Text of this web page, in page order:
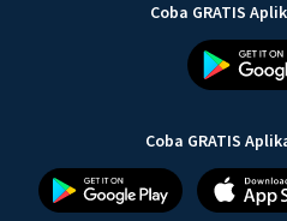
Coba GRATIS
Coba GRATIS